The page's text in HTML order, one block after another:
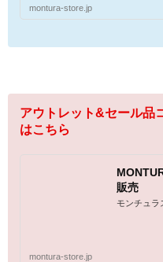
montura-store.jp
アウトレット&セール品
はこちら
販売
モンチュラ
montura-store.jp